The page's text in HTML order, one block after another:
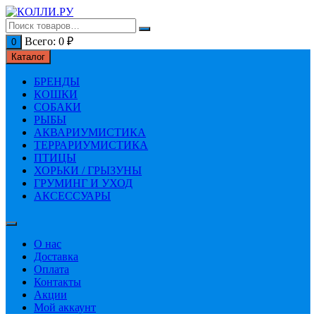
Перейти
к
содержимому
0 Всего: 0 ₽
Каталог
БРЕНДЫ
КОШКИ
СОБАКИ
РЫБЫ
АКВАРИУМИСТИКА
ТЕРРАРИУМИСТИКА
ПТИЦЫ
ХОРЬКИ / ГРЫЗУНЫ
ГРУМИНГ И УХОД
АКСЕССУАРЫ
О нас
Доставка
Оплата
Контакты
Акции
Мой аккаунт